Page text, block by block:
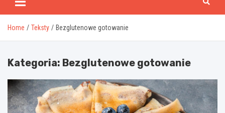
Home Teksty Bezglutenowe gotowanie
Kategoria: Bezglutenowe gotowanie